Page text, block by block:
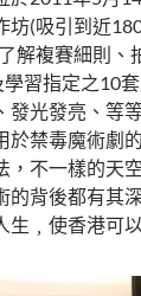
坊(吸引到近
解複賽細則、
習指定之10
發光發亮、等
於禁毒魔術劇
，不一樣的天
的背後都有其
生﹐使香港可